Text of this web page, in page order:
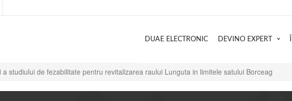
DUAE ELECTRONIC DEVINO EXPERT
studiului de fezabilitate pentru revitalizarea raului Lunguta in limitele satului Borceag